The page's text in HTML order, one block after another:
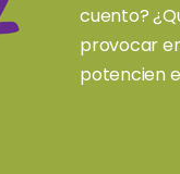
cuento?
provocar
potencien